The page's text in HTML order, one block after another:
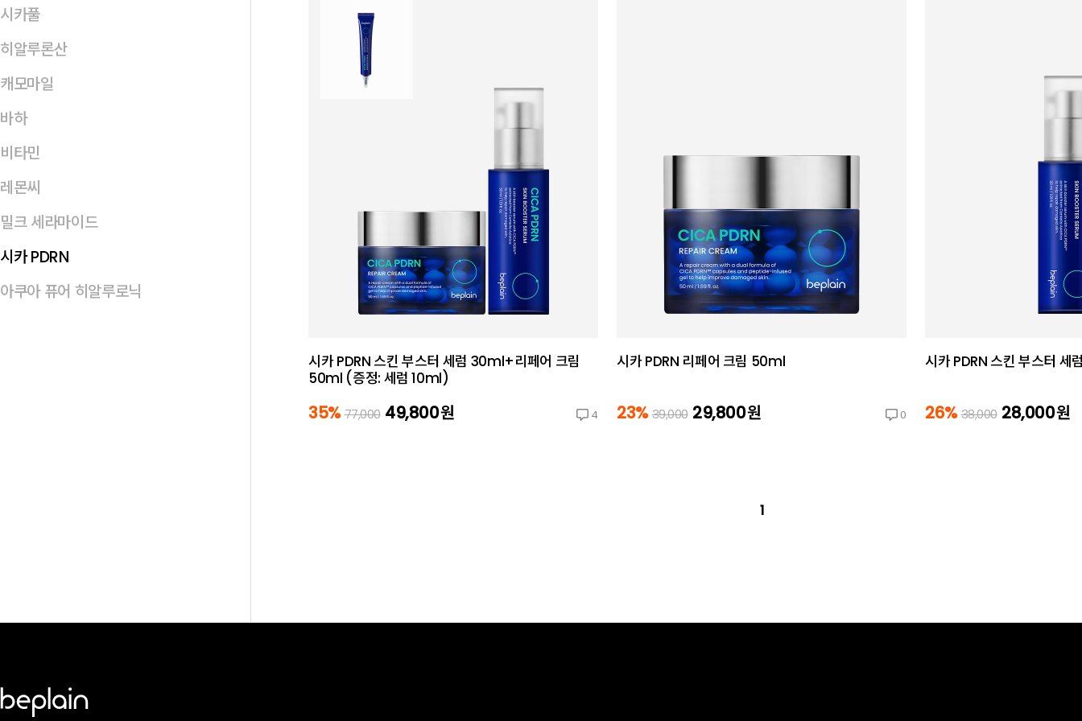
시카풀
히알루론산
캐모마일
바하
비타민
레몬씨
밀크 세라마이드
시카 PDRN
아쿠아 퓨어 히알루로닉
시카 PDRN 스킨 부스터 세럼 30ml+리페어 크림
50ml (증정: 세럼 10ml)
35% 77,000 49,800원 4
시카 PDRN 리페어 크림 50ml
23% 39,000 29,800원 0
시카 PDRN 스킨 부스터 세
26% 38,000 28,000원
1